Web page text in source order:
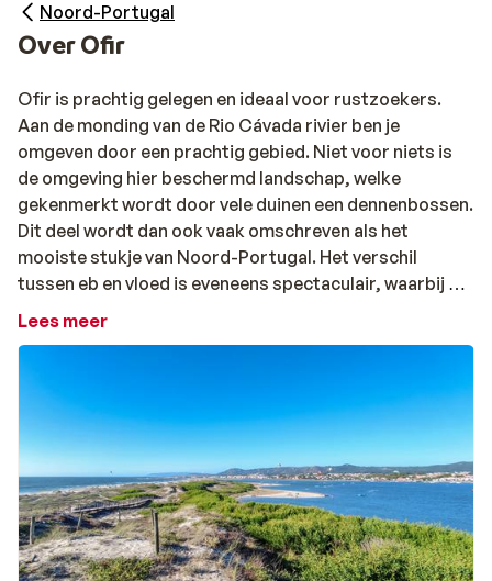
Noord-Portugal
Over Ofir
Ofir is prachtig gelegen en ideaal voor rustzoekers.
Aan de monding van de Rio Cávada rivier ben je
omgeven door een prachtig gebied. Niet voor niets is
de omgeving hier beschermd landschap, welke
gekenmerkt wordt door vele duinen een dennenbossen.
Dit deel wordt dan ook vaak omschreven als het
mooiste stukje van Noord-Portugal. Het verschil
tussen eb en vloed is eveneens spectaculair, waarbij de
rotsen pronken boven zee bij laag water. Wow! De
Er zijn dan ook vele restaurants en terrasjes te vinden!
Lees meer